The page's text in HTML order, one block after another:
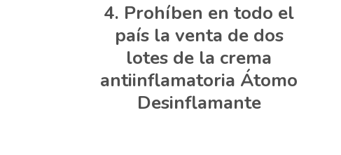
Prohíben en todo el
país la venta de dos
lotes de la crema
antiinflamatoria Átomo
Desinflamante